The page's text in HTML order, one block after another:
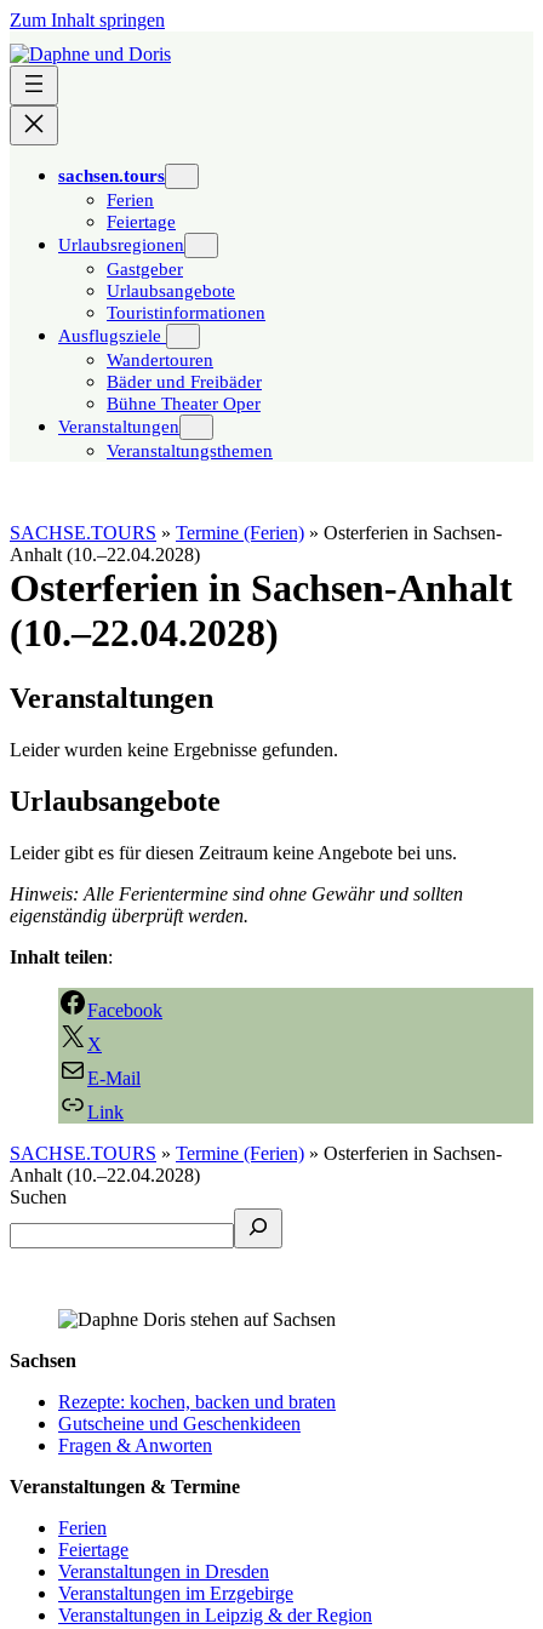
Zum Inhalt springen
sachsen.tours
Ferien
Feiertage
Urlaubsregionen
Gastgeber
Urlaubsangebote
Touristinformationen
Ausflugsziele
Wandertouren
Bäder und Freibäder
Bühne Theater Oper
Veranstaltungen
Veranstaltungsthemen
SACHSE.TOURS » Termine (Ferien) » Osterferien in Sachsen-
Anhalt (10.–22.04.2028)
Osterferien in Sachsen-Anhalt
(10.–22.04.2028)
Veranstaltungen
Leider wurden keine Ergebnisse gefunden.
Urlaubsangebote
Leider gibt es für diesen Zeitraum keine Angebote bei uns.
Hinweis: Alle Ferientermine sind ohne Gewähr und sollten
eigenständig überprüft werden.
Inhalt teilen:
Facebook
X
E-Mail
Link
SACHSE.TOURS » Termine (Ferien) » Osterferien in Sachsen-
Anhalt (10.–22.04.2028)
Suchen
Sachsen
Rezepte: kochen, backen und braten
Gutscheine und Geschenkideen
Fragen & Anworten
Veranstaltungen & Termine
Ferien
Feiertage
Veranstaltungen in Dresden
Veranstaltungen im Erzgebirge
Veranstaltungen in Leipzig & der Region